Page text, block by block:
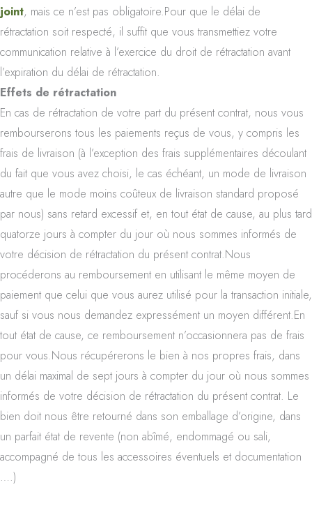
joint, mais ce n’est pas obligatoire.Pour que le délai de
rétractation soit respecté, il suffit que vous transmettiez votre
communication relative à l’exercice du droit de rétractation avant
l’expiration du délai de rétractation.
Effets de rétractation
En cas de rétractation de votre part du présent contrat, nous vous
rembourserons tous les paiements reçus de vous, y compris les
frais de livraison (à l’exception des frais supplémentaires découlant
du fait que vous avez choisi, le cas échéant, un mode de livraison
autre que le mode moins coûteux de livraison standard proposé
par nous) sans retard excessif et, en tout état de cause, au plus tard
quatorze jours à compter du jour où nous sommes informés de
votre décision de rétractation du présent contrat.Nous
procéderons au remboursement en utilisant le même moyen de
paiement que celui que vous aurez utilisé pour la transaction initiale,
sauf si vous nous demandez expressément un moyen différent.En
tout état de cause, ce remboursement n’occasionnera pas de frais
pour vous.Nous récupérerons le bien à nos propres frais, dans
un délai maximal de sept jours à compter du jour où nous sommes
informés de votre décision de rétractation du présent contrat. Le
bien doit nous être retourné dans son emballage d’origine, dans
un parfait état de revente (non abîmé, endommagé ou sali,
accompagné de tous les accessoires éventuels et documentation
….)